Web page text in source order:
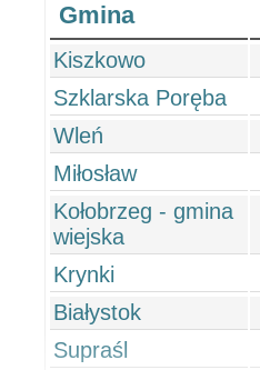
Gmina
Kiszkowo
Szklarska Poręba
Wleń
Miłosław
Kołobrzeg - gmina
wiejska
Krynki
Białystok
Supraśl